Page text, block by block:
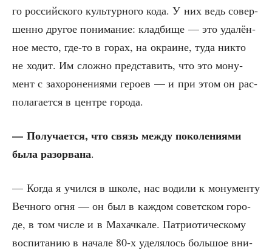
го рос­сий­ско­го куль­тур­но­го кода. У них ведь совер­
шен­но дру­гое пони­ма­ние: клад­би­ще — это уда­лён­
ное место, где-то в горах, на окра­ине, туда никто
не ходит. Им слож­но пред­ста­вить, что это мону­
мент с захо­ро­не­ни­я­ми геро­ев — и при этом он рас­
по­ла­га­ет­ся в цен­тре города.
— Полу­ча­ет­ся, что связь меж­ду поко­ле­ни­я­ми
была разо­рва­на.
— Когда я учил­ся в шко­ле, нас води­ли к мону­мен­ту
Веч­но­го огня — он был в каж­дом совет­ском горо­
де, в том чис­ле и в Махач­ка­ле. Пат­ри­о­ти­че­ско­му
вос­пи­та­нию в нача­ле 80‑х уде­ля­лось боль­шое вни­